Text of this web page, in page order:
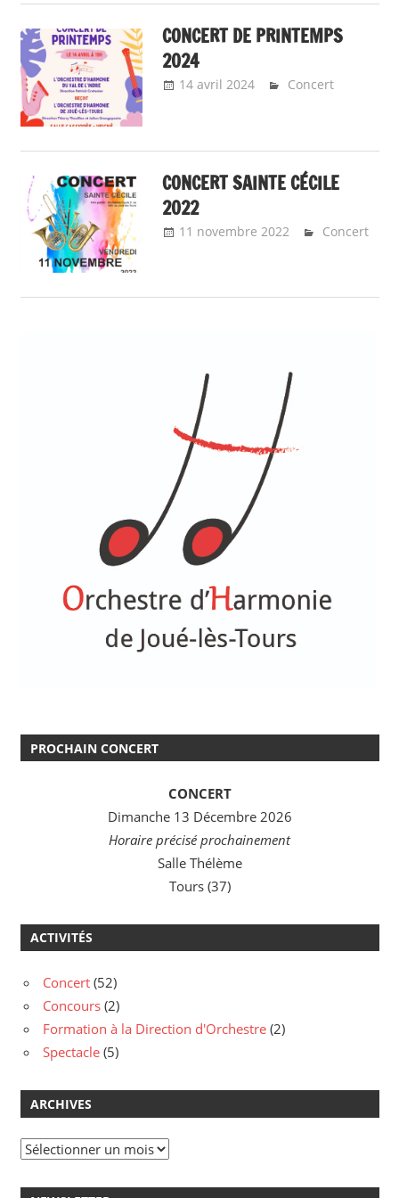
CONCERT DE PRINTEMPS
2024
14 avril 2024 admin9323
Concert
CONCERT SAINTE CÉCILE
2022
11 novembre 2022
Concert
PROCHAIN CONCERT
CONCERT
Dimanche 13 Décembre 2026
Horaire précisé prochainement
Salle Thélème
Tours (37)
ACTIVITÉS
Concert (52)
Concours (2)
Formation à la Direction d'Orchestre (2)
Spectacle (5)
ARCHIVES
Archives